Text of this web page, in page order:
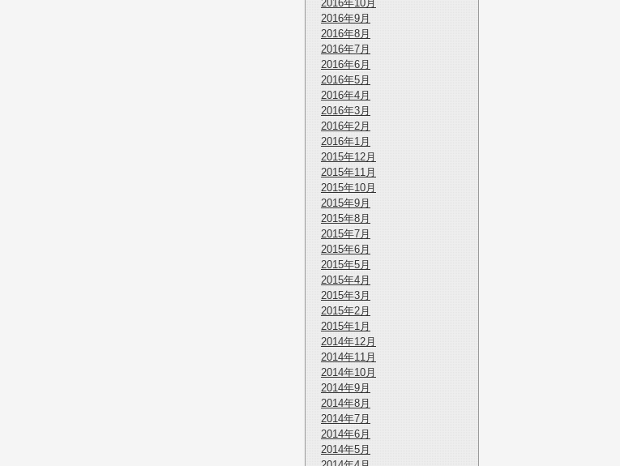
2016年10月
2016年9月
2016年8月
2016年7月
2016年6月
2016年5月
2016年4月
2016年3月
2016年2月
2016年1月
2015年12月
2015年11月
2015年10月
2015年9月
2015年8月
2015年7月
2015年6月
2015年5月
2015年4月
2015年3月
2015年2月
2015年1月
2014年12月
2014年11月
2014年10月
2014年9月
2014年8月
2014年7月
2014年6月
2014年5月